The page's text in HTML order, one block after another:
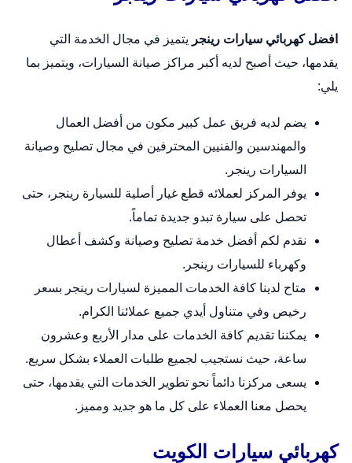
افضل كهربائي سيارات رينجر يتميز في مجال الخدمة التي
يقدمها، حيث أصبح لديه أكبر مراكز صيانة السيارات، ويتميز بما
يلي:
يضم لديه فريق عمل كبير مكون من أفضل العمال
والمهندسين والفنيين المحترفين في مجال تصليح وصيانة
السيارات رينجر.
يوفر المركز لعملائه قطع غيار أصلية للسيارة رينجر، حتى
تحصل على سيارة تبدو جديدة تماماً.
نقدم لكم أفضل خدمة تصليح وصيانة وكشف أعطال
وكهرباء للسيارات رينجر.
متاح لدينا كافة الخدمات المميزة لسيارات رينجر بسعر
رخيص وفي متناول أيدي جميع عملائنا الكرام.
يمكننا تقديم كافة الخدمات على مدار الأربع وعشرون
ساعة، حيث نستجيب لجميع طلبات العملاء بشكل سريع.
يسعى مركزنا دائماً نحو تطوير الخدمات التي يقدمها، حتى
يحصل معنا العملاء على كل ما هو جديد ومميز.
كهربائي سيارات الكويت